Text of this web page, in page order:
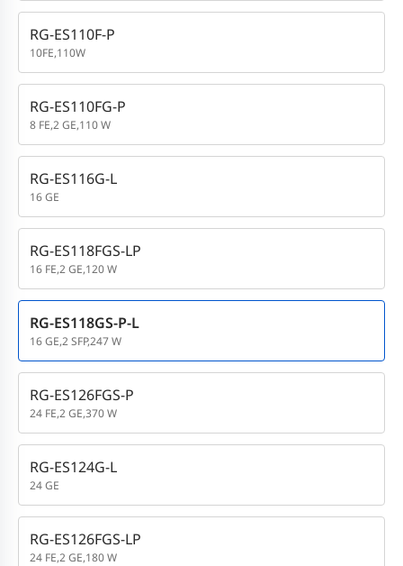
RG-ES110F-P
10FE,110W
RG-ES110FG-P
8 FE,2 GE,110 W
RG-ES116G-L
16 GE
RG-ES118FGS-LP
16 FE,2 GE,120 W
RG-ES118GS-P-L
16 GE,2 SFP,247 W
RG-ES126FGS-P
24 FE,2 GE,370 W
RG-ES124G-L
24 GE
RG-ES126FGS-LP
24 FE,2 GE,180 W